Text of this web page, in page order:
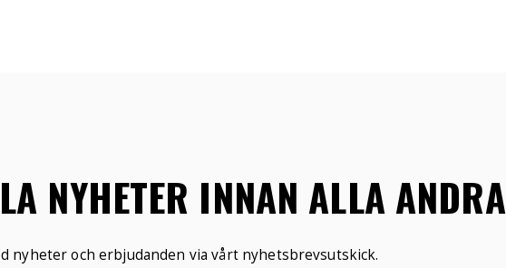
NYHETER INNAN ALLA ANDRA
nyheter och erbjudanden via vårt nyhetsbrevsutskick.